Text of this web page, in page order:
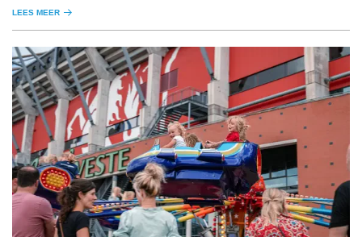
LEES MEER